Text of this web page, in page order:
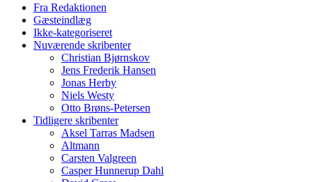
Fra Redaktionen
Gæsteindlæg
Ikke-kategoriseret
Nuværende skribenter
Christian Bjørnskov
Jens Frederik Hansen
Jonas Herby
Niels Westy
Otto Brøns-Petersen
Tidligere skribenter
Aksel Tarras Madsen
Altmann
Carsten Valgreen
Casper Hunnerup Dahl